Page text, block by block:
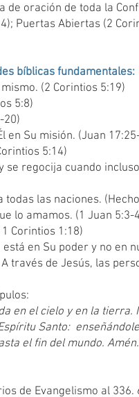
oración de toda la
Puertas Abiertas (2
bíblicas fundamentales:
(2 Corintios 5:19)
5:8)
20)
en Su misión. (Juan
5:14)
regocija cuando
las naciones.
lo amamos. (1 Juan 5:3-
Corintios 1:18)
en Su poder y no en
través de Jesús, las
en el cielo y en la tierra.
Santo:
el fin del mundo.
de Evangelismo al 336.